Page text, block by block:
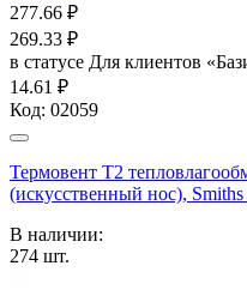
277.66 ₽
269.33 ₽
в статусе Для клиентов
14.61 ₽
Код: 02059
Термовент T2
(искусственный нос),
В наличии:
274 шт.